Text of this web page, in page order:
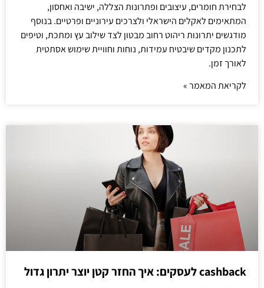
לבחירת חומרים, עיצובים ופתרונות הצללה, ישיבה ואחסון,
המתאימים לאקלים הישראלי ולצרכים עירוניים ופרטיים. בנוסף
מודגשים יתרונות ריהוט רחוב מבטון לצד שילוב עץ ומתכת, וטיפים
לתכנון מקדים שיבטיח עמידות, נוחות וחוויית שימוש אסתטית
לאורך זמן.
לקריאת המאמר »
cashback לעסקים: איך החזר קטן יוצר יתרון גדול